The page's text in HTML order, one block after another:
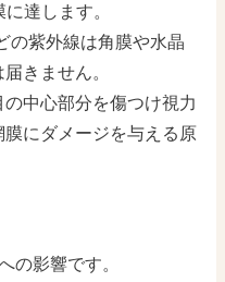
達します。
の紫外線は角膜や水晶
きません。
中心部分を傷つけ視力
にダメージを与える原
の影響です。